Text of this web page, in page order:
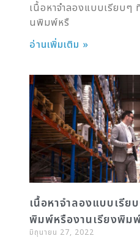
เนื้อหาจำลองแบบเรียบๆ
นพิมพ์หรื
อ่านเพิ่มเติม »
เนื้อหาจำลองแบบเรีย
พิมพ์หรืองานเรียงพิม
มิถุนายน 27, 2022